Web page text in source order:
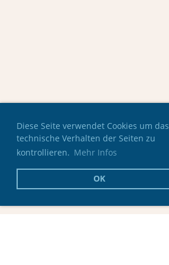
Diese Seite verwendet Cookies um das
technische Verhalten der Seiten zu
kontrollieren. Mehr Infos
OK